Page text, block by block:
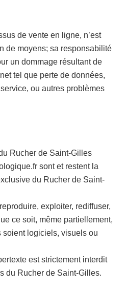
de vente en ligne, n’est
de moyens; sa responsabilité
un dommage résultant de
tel que perte de données,
ou autres problèmes
Rucher de Saint-Gilles
sont et restent la
du Rucher de Saint-
exploiter, rediffuser,
ce soit, même partiellement,
soient logiciels, visuels ou
est strictement interdit
du Rucher de Saint-Gilles.